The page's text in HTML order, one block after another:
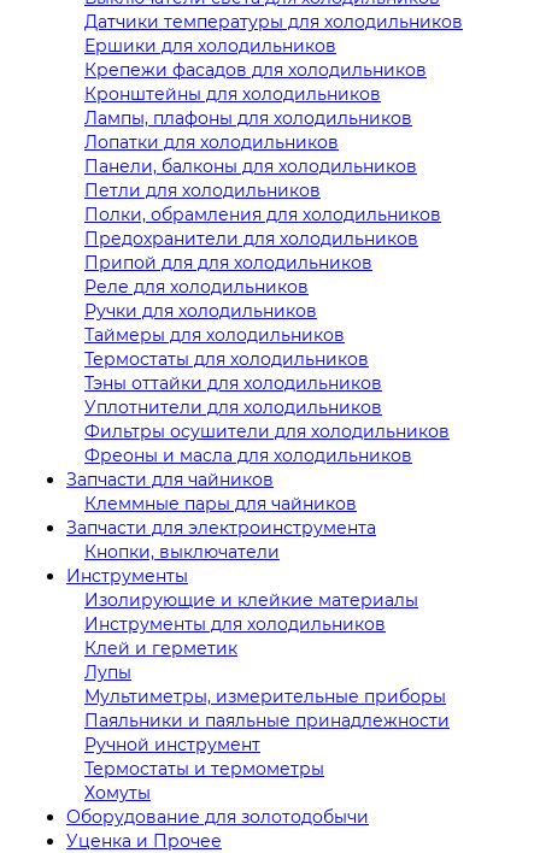
Датчики температуры для холодильников
Ершики для холодильников
Крепежи фасадов для холодильников
Кронштейны для холодильников
Лампы, плафоны для холодильников
Лопатки для холодильников
Панели, балконы для холодильников
Петли для холодильников
Полки, обрамления для холодильников
Предохранители для холодильников
Припой для для холодильников
Реле для холодильников
Ручки для холодильников
Таймеры для холодильников
Термостаты для холодильников
Тэны оттайки для холодильников
Уплотнители для холодильников
Фильтры осушители для холодильников
Фреоны и масла для холодильников
Запчасти для чайников
Клеммные пары для чайников
Запчасти для электроинструмента
Кнопки, выключатели
Инструменты
Изолирующие и клейкие материалы
Инструменты для холодильников
Клей и герметик
Лупы
Мультиметры, измерительные приборы
Паяльники и паяльные принадлежности
Ручной инструмент
Термостаты и термометры
Хомуты
Оборудование для золотодобычи
Уценка и Прочее